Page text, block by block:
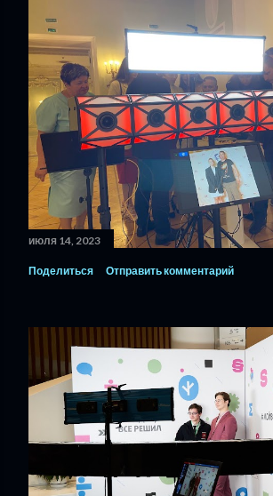
июля 14, 2023
Поделиться Отправить комментарий